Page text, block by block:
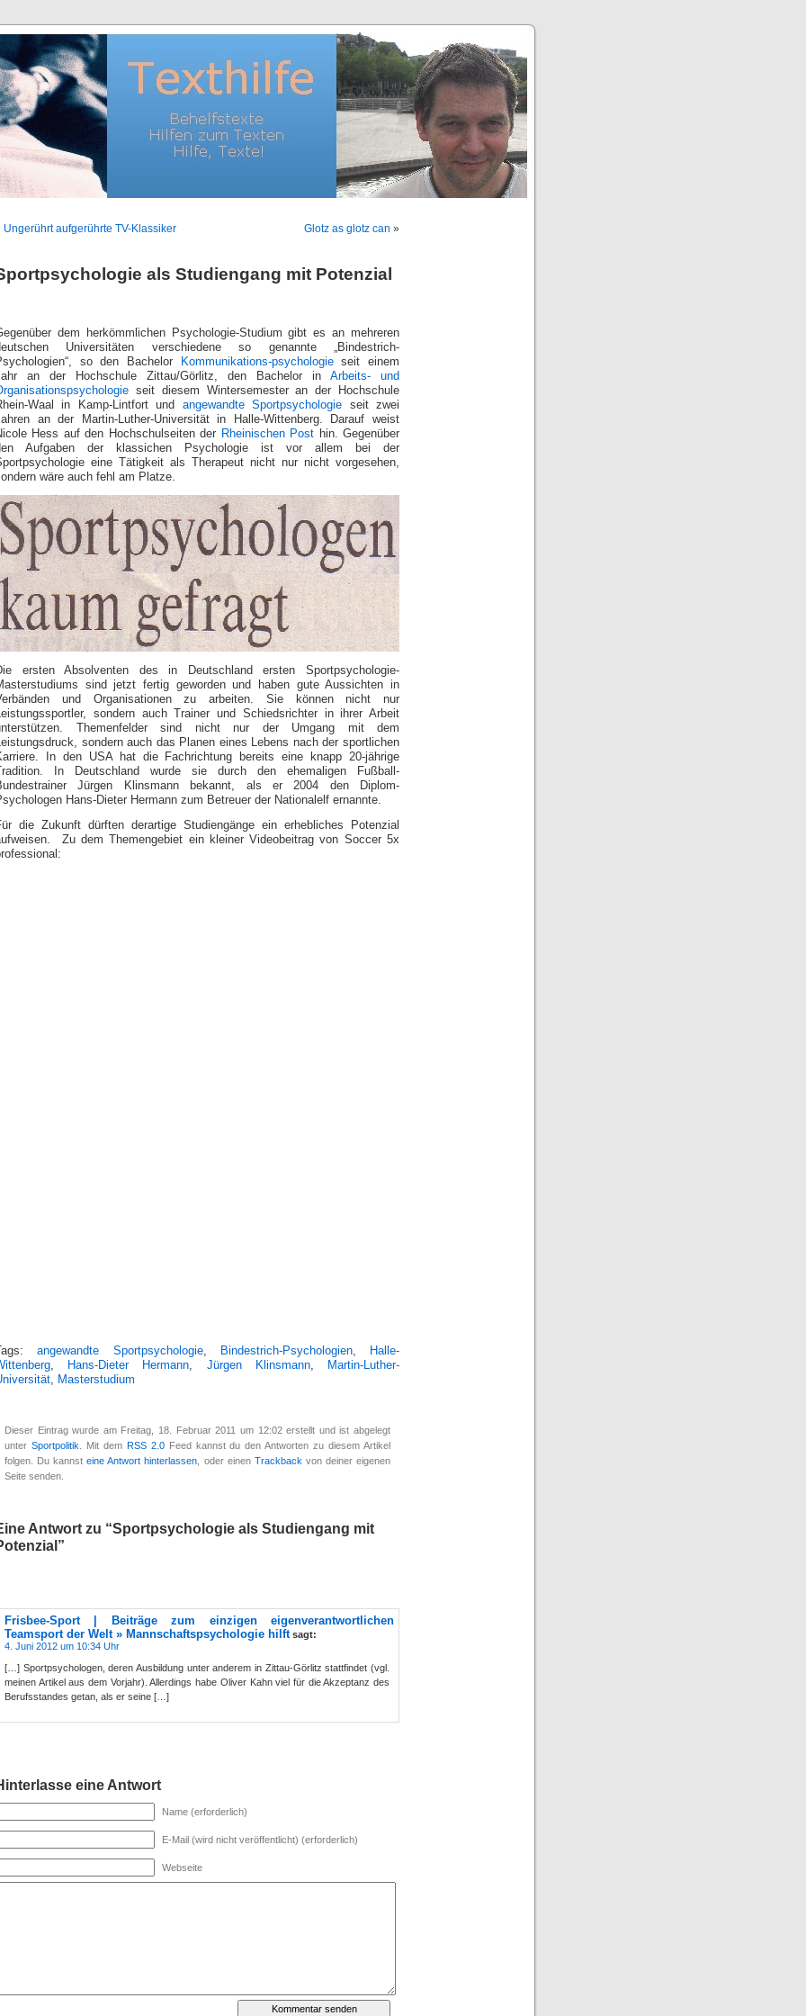
Ungerührt aufgerührte TV-Klassiker Glotz as glotz can »
als Studiengang mit Potenzial
dem herkömmlichen Psychologie-Studium gibt es an mehreren
Universitäten verschiedene so genannte „Bindestrich-
so den Bachelor
Kommunikations-psychologieseit einem
an der Hochschule Zittau/Görlitz, den Bachelor in Arbeits- und
seit diesem Wintersemester an der Hochschule
Waal in Kamp-Lintfort und angewandte Sportpsychologie seit zwei
an der Martin-Luther-Universität in Halle-Wittenberg. Darauf weist
Hess auf den Hochschulseiten der Rheinischen Post hin. Gegenüber
Aufgaben der klassichen Psychologie ist vor allem bei der
eine Tätigkeit als Therapeut nicht nur nicht vorgesehen,
wäre auch fehl am Platze.
ersten Absolventen des in Deutschland ersten Sportpsychologie-
sind jetzt fertig geworden und haben gute Aussichten in
und Organisationen zu arbeiten. Sie können nicht nur
sondern auch Trainer und Schiedsrichter in ihrer Arbeit
Themenfelder sind nicht nur der Umgang mit dem
sondern auch das Planen eines Lebens nach der sportlichen
In den USA hat die Fachrichtung bereits eine knapp 20-jährige
In Deutschland wurde sie durch den ehemaligen Fußball-
Jürgen Klinsmann bekannt, als er 2004 den Diplom-
Hans-Dieter Hermann zum Betreuer der Nationalelf ernannte.
die Zukunft dürften derartige Studiengänge ein erhebliches Potenzial
Zu dem Themengebiet ein kleiner Videobeitrag von Soccer 5x
angewandte Sportpsychologie, Bindestrich-Psychologien,
Halle-
Hans-Dieter Hermann Jürgen Klinsmann,
Martin-Luther-
Masterstudium
Dieser Eintrag wurde am Freitag, 18. Februar 2011 um 12:02 erstellt und ist abgelegt
unter Sportpolitik . Mit dem RSS 2.0Feed kannst du den Antworten zu diesem Artikel
folgen. Du kannsteine Antwort hinterlassen , oder einen Trackback von deiner eigenen
Seite senden.
Antwort zu “Sportpsychologie als Studiengang mit
Frisbee-Sport | Beiträge zum einzigen eigenverantwortlichen
Teamsport der Welt » Mannschaftspsychologie hilft sagt:
4. Juni 2012 um 10:34 Uhr
[…] Sportpsychologen, deren Ausbildung unter anderem in Zittau-Görlitz stattfindet (vgl.
meinen Artikel aus dem Vorjahr). Allerdings habe Oliver Kahn viel für die Akzeptanz des
Berufsstandes getan, als er seine […]
eine Antwort
Name (erforderlich)
E-Mail (wird nicht veröffentlicht) (erforderlich)
Webseite